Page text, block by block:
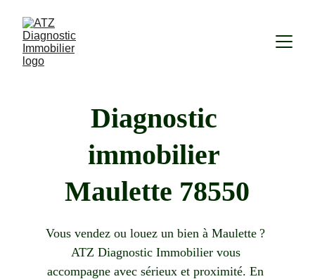
Diagnostic
immobilier
Maulette 78550
Vous vendez ou louez un bien à Maulette ?
ATZ Diagnostic Immobilier vous
accompagne avec sérieux et proximité. En